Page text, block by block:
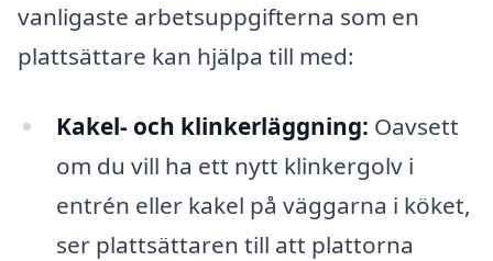
vanligaste arbetsuppgifterna som en
plattsättare kan hjälpa till med:
Kakel- och klinkerläggning: Oavsett
om du vill ha ett nytt klinkergolv i
entrén eller kakel på väggarna i köket,
ser plattsättaren till att plattorna